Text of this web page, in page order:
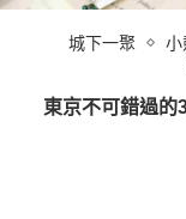
城下一聚 小
東京不可錯過的